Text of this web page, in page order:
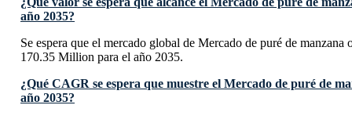
año 2035?
Se espera que el mercado global de Mercado de puré de
170.35 Million para el año 2035.
¿Qué CAGR se espera que muestre el Mercado de puré de
año 2035?